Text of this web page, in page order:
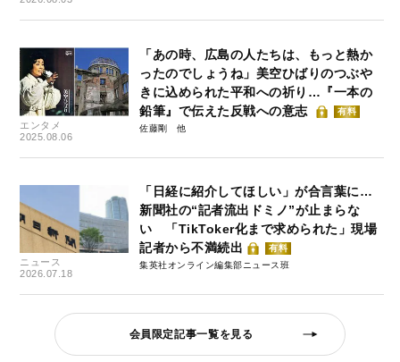
エンタメ
2025.08.06
「あの時、広島の人たちは、もっと熱か
ったのでしょうね」美空ひばりのつぶや
きに込められた平和への祈り…『一本の
鉛筆』で伝えた反戦への意志
有料
佐藤剛
ニュース
2026.07.18
「日経に紹介してほしい」が合言葉に…
新聞社の“記者流出ドミノ”が止まらな
い 「TikToker化まで求められた」現場
記者から不満続出
有料
集英社オンライン編集部ニュース班
会員限定記事一覧を見る